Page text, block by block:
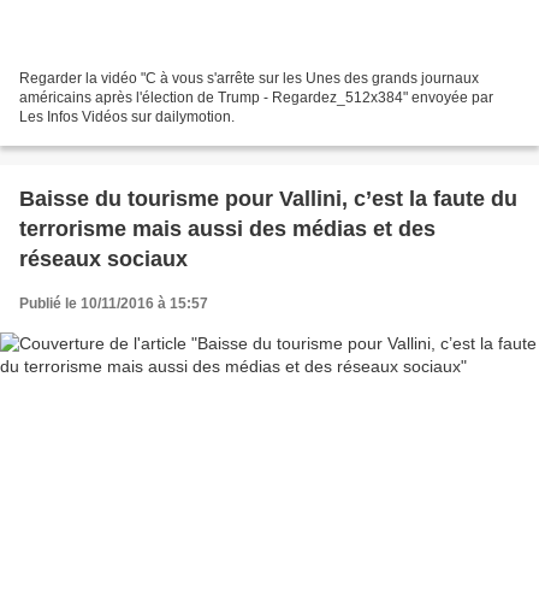
Regarder la vidéo "C à vous s'arrête sur les Unes des grands journaux
américains après l'élection de Trump - Regardez_512x384" envoyée par
Les Infos Vidéos sur dailymotion.
Baisse du tourisme pour Vallini, c’est la faute du
terrorisme mais aussi des médias et des
réseaux sociaux
Publié le 10/11/2016 à 15:57